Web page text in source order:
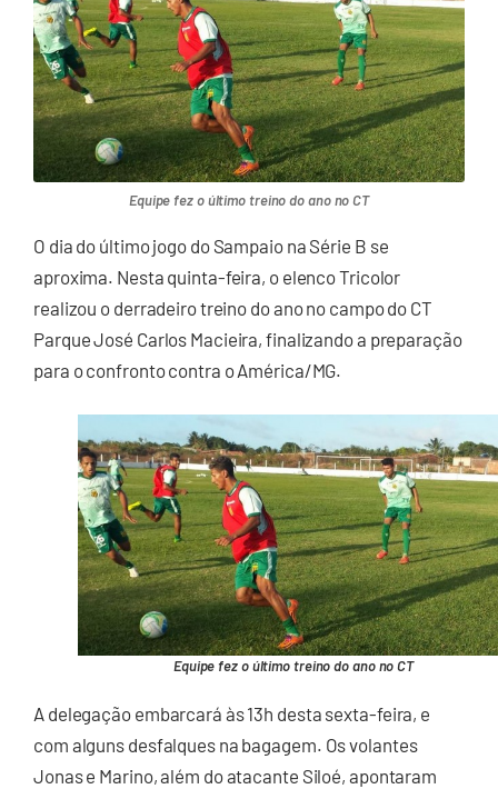
Equipe fez o último treino do ano no CT
O dia do último jogo do Sampaio na Série B se
aproxima. Nesta quinta-feira, o elenco Tricolor
realizou o derradeiro treino do ano no campo do CT
Parque José Carlos Macieira, finalizando a preparação
para o confronto contra o América/MG.
Equipe fez o último treino do ano no CT
A delegação embarcará às 13h desta sexta-feira, e
com alguns desfalques na bagagem. Os volantes
Jonas e Marino, além do atacante Siloé, apontaram